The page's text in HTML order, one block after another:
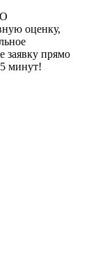
оценку,
заявку прямо
минут!